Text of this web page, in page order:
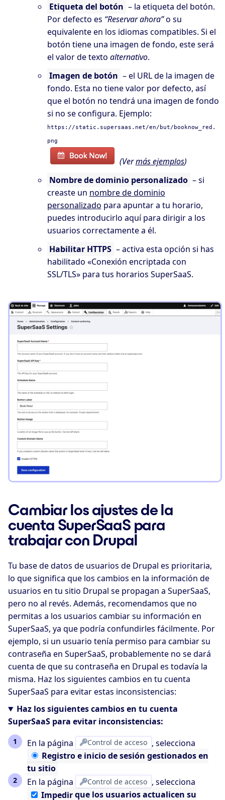
Etiqueta del botón – la etiqueta del botón.
Por defecto es “Reservar ahora”o su
equivalente en los idiomas compatibles. Si el
botón tiene una imagen de fondo, este será
el valor de texto alternativo.
Imagen de botón – el URL de la imagen de
fondo. Esta no tiene valor por defecto, así
que el botón no tendrá una imagen de fondo
si no se configura. Ejemplo:
https://static.supersaas.net/en/but/booknow_red.
png
(Vermás ejemplos)
Nombre de dominio personalizado – si
creaste un nombre de dominio
personalizado para apuntar a tu horario,
puedes introducirlo aquí para dirigir a los
usuarios correctamente a él.
Habilitar HTTPS – activa esta opción si has
habilitado «Conexión encriptada con
SSL/TLS» para tus horarios SuperSaaS.
Cambiar los ajustes de la
cuenta SuperSaaS para
trabajar con Drupal
Tu base de datos de usuarios de Drupal es prioritaria,
lo que significa que los cambios en la información de
usuarios en tu sitio Drupal se propagan a SuperSaaS,
pero no al revés. Además, recomendamos que no
permitas a los usuarios cambiar su información en
SuperSaaS, ya que podría confundirles fácilmente. Por
ejemplo, si un usuario tenía permiso para cambiar su
contraseña en SuperSaaS, probablemente no se dará
cuenta de que su contraseña en Drupal es todavía la
misma. Haz los siguientes cambios en tu cuenta
SuperSaaS para evitar estas inconsistencias:
Haz los siguientes cambios en tu cuenta
SuperSaaS para evitar inconsistencias:
En la página
Control de acceso , selecciona
Registroe inicio de sesión gestionados en
tu sitio
En la página
Control de acceso , selecciona
Impedirque los usuarios actualicen su